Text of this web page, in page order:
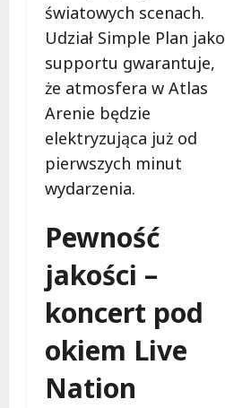
światowych scenach.
Udział Simple Plan jako
supportu gwarantuje,
że atmosfera w Atlas
Arenie będzie
elektryzująca już od
pierwszych minut
wydarzenia.
Pewność
jakości –
koncert pod
okiem Live
Nation